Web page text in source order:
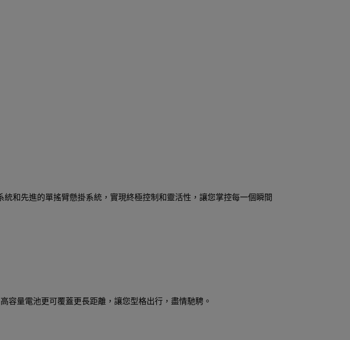
和先進的單搖臂懸掛系統，實現終極控制和靈活性，讓您掌控每一個瞬間
容量電池更可覆蓋更長距離，讓您型格出行，盡情馳騁。